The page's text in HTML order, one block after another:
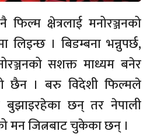
क्षेत्रलाई मनोरञ्जनको
। बिडम्बना भन्नुपर्छ,
सशक्त माध्यम बनेर
छैन । बरु विदेशी फिल्मले
बुझाइरहेका छन् तर नेपाली
मन जित्नबाट चुकेका छन् ।